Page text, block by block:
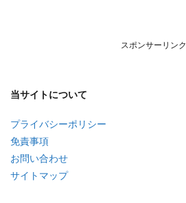
スポンサーリンク
当サイトについて
プライバシーポリシー
免責事項
お問い合わせ
サイトマップ